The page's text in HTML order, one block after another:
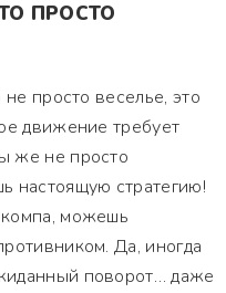
ПРОСТО
просто веселье, это
движение требует
же не просто
настоящую стратегию!
можешь
Да, иногда
поворот… даже